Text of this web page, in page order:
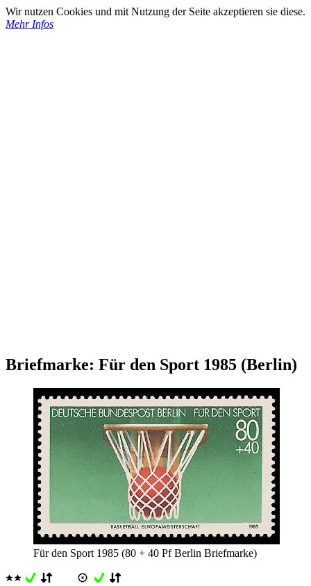
Wir nutzen Cookies und mit Nutzung der Seite akzeptieren sie diese.
Mehr Infos
Briefmarke: Für den Sport 1985 (Berlin)
Für den Sport 1985 (80 + 40 Pf Berlin Briefmarke)